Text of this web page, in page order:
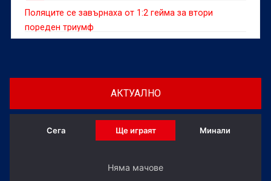
Поляците се завърнаха от 1:2 гейма за втори
пореден триумф
АКТУАЛНО
Сега Ще играят Минали
Няма мачове